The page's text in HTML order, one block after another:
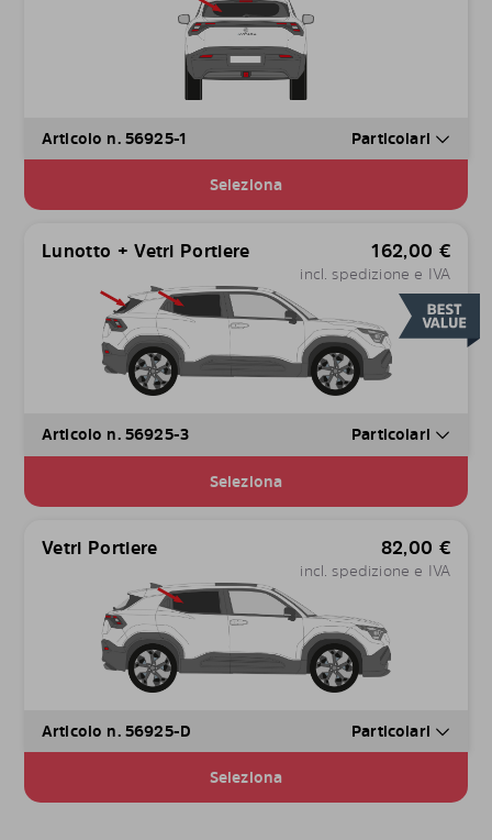
Articolo n. 56925-1 Particolari
Seleziona
Lunotto + Vetri Portiere 162,00 €
incl. spedizione e IVA
Articolo n. 56925-3 Particolari
Seleziona
Vetri Portiere 82,00 €
incl. spedizione e IVA
Articolo n. 56925-D Particolari
Seleziona